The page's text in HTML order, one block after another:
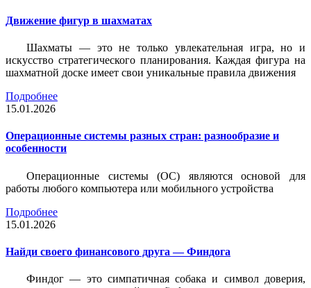
Движение фигур в шахматах
Шахматы — это не только увлекательная игра, но и
искусство стратегического планирования. Каждая фигура на
шахматной доске имеет свои уникальные правила движения
Подробнее
15.01.2026
Операционные системы разных стран: разнообразие и
особенности
Операционные системы (ОС) являются основой для
работы любого компьютера или мобильного устройства
Подробнее
15.01.2026
Найди своего финансового друга — Финдога
Финдог — это симпатичная собака и символ доверия,